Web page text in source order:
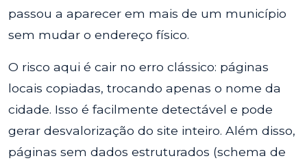
passou a aparecer em mais de um município
sem mudar o endereço físico.
O risco aqui é cair no erro clássico: páginas
locais copiadas, trocando apenas o nome da
cidade. Isso é facilmente detectável e pode
gerar desvalorização do site inteiro. Além disso,
páginas sem dados estruturados (schema de